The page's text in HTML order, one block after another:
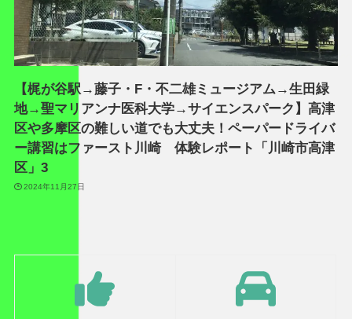
【梶が谷駅→藤子・F・不二雄ミュージアム→生田緑
地→聖マリアンナ医科大学→サイエンスパーク】高津
区や多摩区の難しい道でも大丈夫！ペーパードライバ
ー講習はファースト川崎 体験レポート「川崎市高津
区」3
2024年11月27日